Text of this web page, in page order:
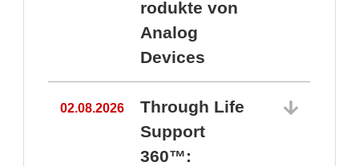
rodukte von
Analog
Devices
02.08.2026
Through Life
Support
360™: